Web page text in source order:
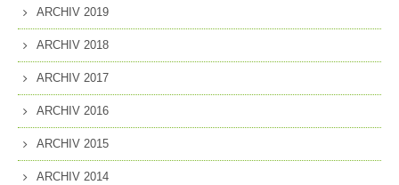
ARCHIV 2019
ARCHIV 2018
ARCHIV 2017
ARCHIV 2016
ARCHIV 2015
ARCHIV 2014